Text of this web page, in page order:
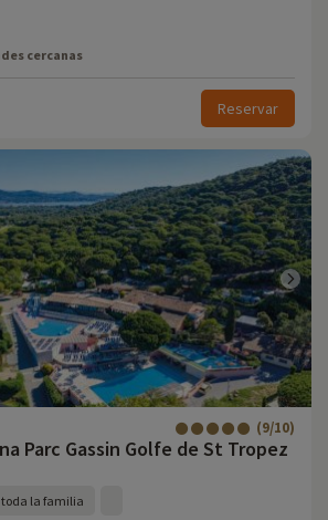
cercanas
Reservar
Parc Gassin Golfe de St Tropez
(9/10)
la familia